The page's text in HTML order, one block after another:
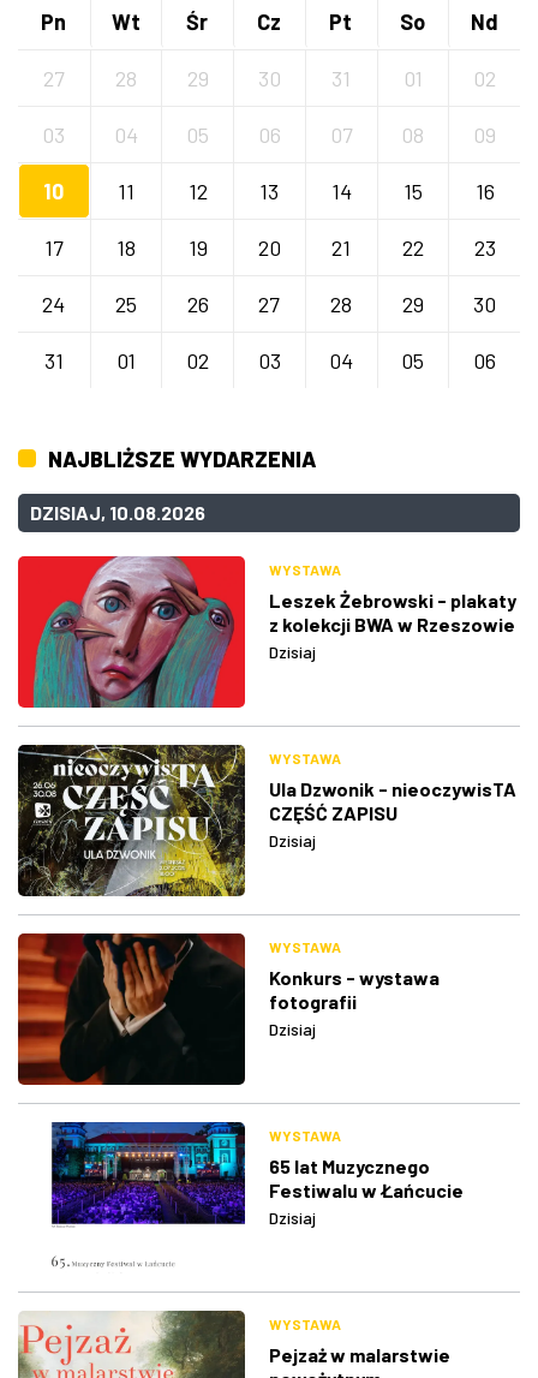
Pn Wt Śr Cz Pt So Nd
27 28 29 30 31 01 02
03 04 05 06 07 08 09
10 11 12 13 14 15 16
17 18 19 20 21 22 23
24 25 26 27 28 29 30
31 01 02 03 04 05 06
NAJBLIŻSZE WYDARZENIA
DZISIAJ, 10.08.2026
WYSTAWA
Leszek Żebrowski - plakaty
z kolekcji BWA w Rzeszowie
Dzisiaj
WYSTAWA
Ula Dzwonik - nieoczywisTA
CZĘŚĆ ZAPISU
Dzisiaj
WYSTAWA
Konkurs - wystawa
fotografii
Dzisiaj
WYSTAWA
65 lat Muzycznego
Festiwalu w Łańcucie
Dzisiaj
WYSTAWA
Pejzaż w malarstwie